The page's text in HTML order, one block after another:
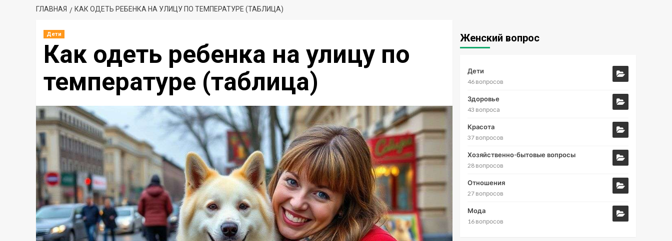
ГЛАВНАЯ КАК ОДЕТЬ РЕБЕНКА НА УЛИЦУ ПО ТЕМПЕРАТУРЕ (ТАБЛИЦА)
Дети
Как одеть ребенка на улицу по
температуре (таблица)
Женский вопрос
Дети
46 вопросов
Здоровье
43 вопроса
Красота
37 вопросов
Хозяйственно-бытовые вопросы
28 вопросов
Отношения
27 вопросов
Мода
16 вопросов